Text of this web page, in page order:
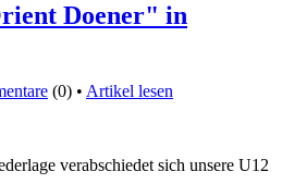
Doener" in
(0) • Artikel lesen
verabschiedet sich unsere U12